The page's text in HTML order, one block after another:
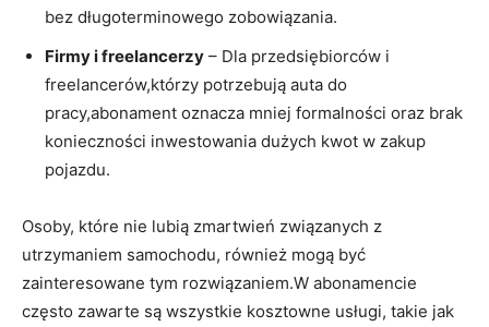
bez długoterminowego zobowiązania.
Firmy i freelancerzy – Dla przedsiębiorców i
freelancerów,którzy potrzebują auta do
‌pracy,abonament oznacza mniej⁣ formalności oraz brak​
konieczności inwestowania dużych kwot w zakup
pojazdu.
Osoby,‌ które‍ nie ⁣lubią zmartwień związanych z
utrzymaniem​ samochodu, również mogą być
zainteresowane tym rozwiązaniem.W abonamencie
często zawarte są wszystkie kosztowne usługi,‍ takie jak